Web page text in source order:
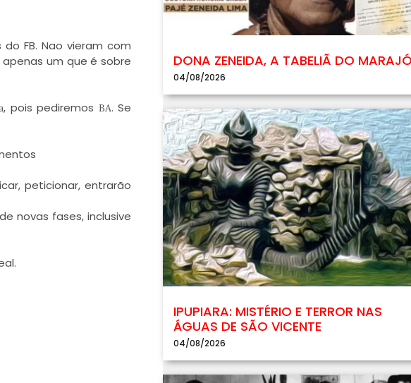
FB. Nao vieram com
um que é sobre
, pois pediremos BA. Se
peticionar, entrarão
novas fases, inclusive
DONA ZENEIDA, A TABELIÃ DO
04/08/2026
IPUPIARA: MISTÉRIO E TERROR NAS
ÁGUAS DE SÃO VICENTE
04/08/2026